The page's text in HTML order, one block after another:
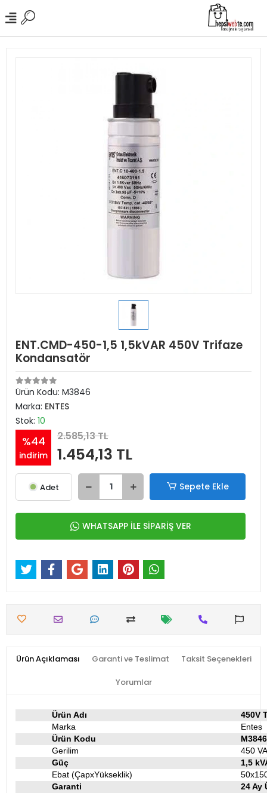
ENT.CMD-450-1,5 1,5kVAR 450V Trifaze
Kondansatör
Ürün Kodu: M3846
Marka: ENTES
Stok: 10
%44
indirim
2.585,13 TL
1.454,13 TL
Adet Sepete Ekle
WHATSAPP İLE SİPARİŞ VER
Ürün Açıklaması Garanti ve Teslimat Taksit Seçenekleri
Yorumlar
Ürün Adı
450V
Marka
Entes
Ürün Kodu
M3846
Gerilim
450
Güç
1,5
Ebat (ÇapxYükseklik)
Garanti
24 Ay